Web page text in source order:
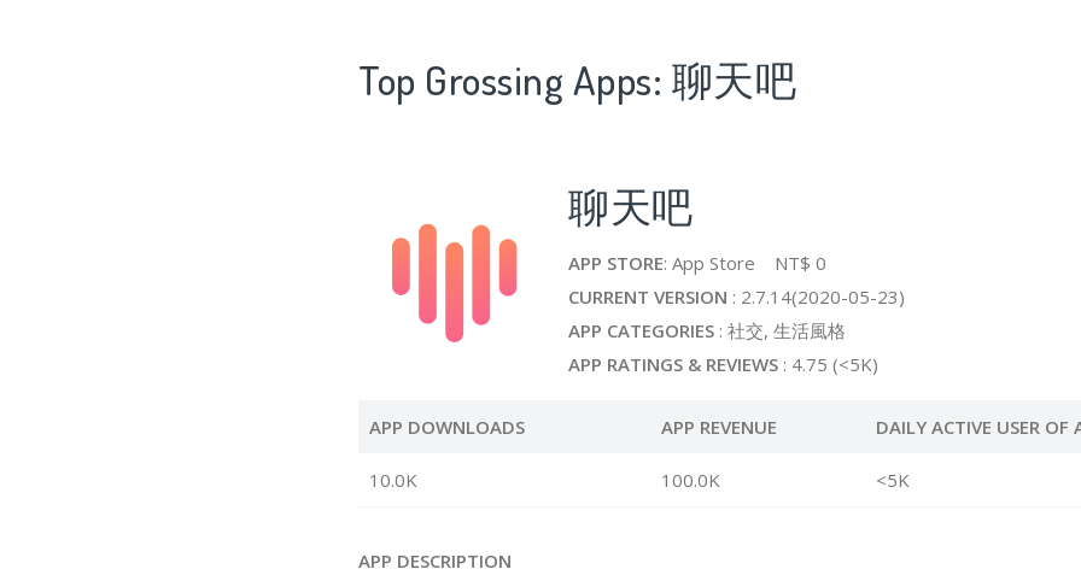
Top Grossing Apps: 聊天吧
聊天吧
APP STORE: App Store NT$ 0
CURRENT VERSION : 2.7.14(2020-05-23)
APP CATEGORIES : 社交, 生活風格
APP RATINGS & REVIEWS : 4.75 (<5K)
APP DOWNLOADS APP REVENUE DAILY ACTIVE USER OF
10.0K 100.0K <5K
APP DESCRIPTION